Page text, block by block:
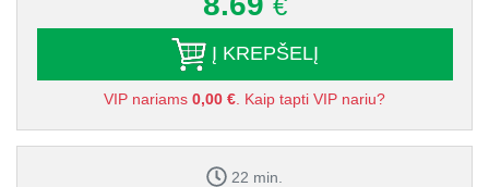
Į KREPŠELĮ
VIP nariams 0,00 € . Kaip tapti VIP nariu?
22 min.